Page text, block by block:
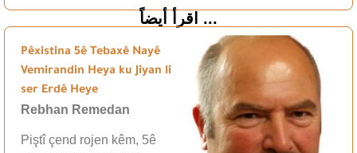
اقرأ أيضاً ...
Pêxistina 5ê Tebaxê Nayê
Vemirandin Heya ku Jiyan li
ser Erdê Heye
Rebhan Remedan
Piştî çend rojen kêm, 5ê